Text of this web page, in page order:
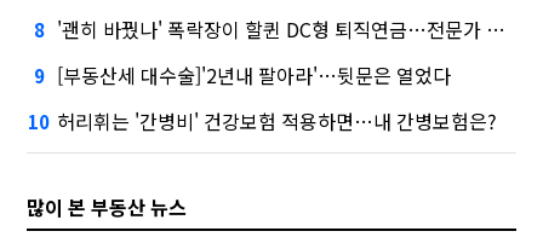
8 '괜히 바꿨나' 폭락장이 할퀸 DC형 퇴직연금…전문가 조언은
9 [부동산세 대수술]'2년내 팔아라'…뒷문은 열었다
10 허리휘는 '간병비' 건강보험 적용하면…내 간병보험은?
많이 본 부동산 뉴스